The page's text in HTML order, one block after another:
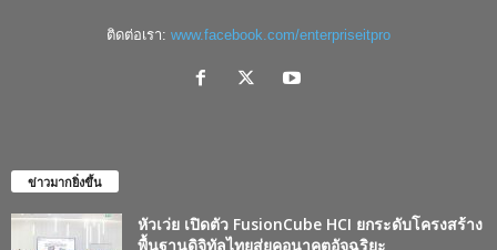
ติดต่อเรา: www.facebook.com/enterpriseitpro
ข่าวมากยิ่งขึ้น
หัวเว่ย เปิดตัว FusionCube HCI ยกระดับโครงสร้าง
พื้นฐานดิจิทัลไทยสู่ยุคอนาคตอัจฉริยะ